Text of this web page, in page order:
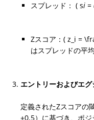
スプレッド： ( si =
Zスコア：( z_i =
はスプレッドの平
エントリーおよびエ
定義されたZスコアの
±0.5）に基づき、ポジ